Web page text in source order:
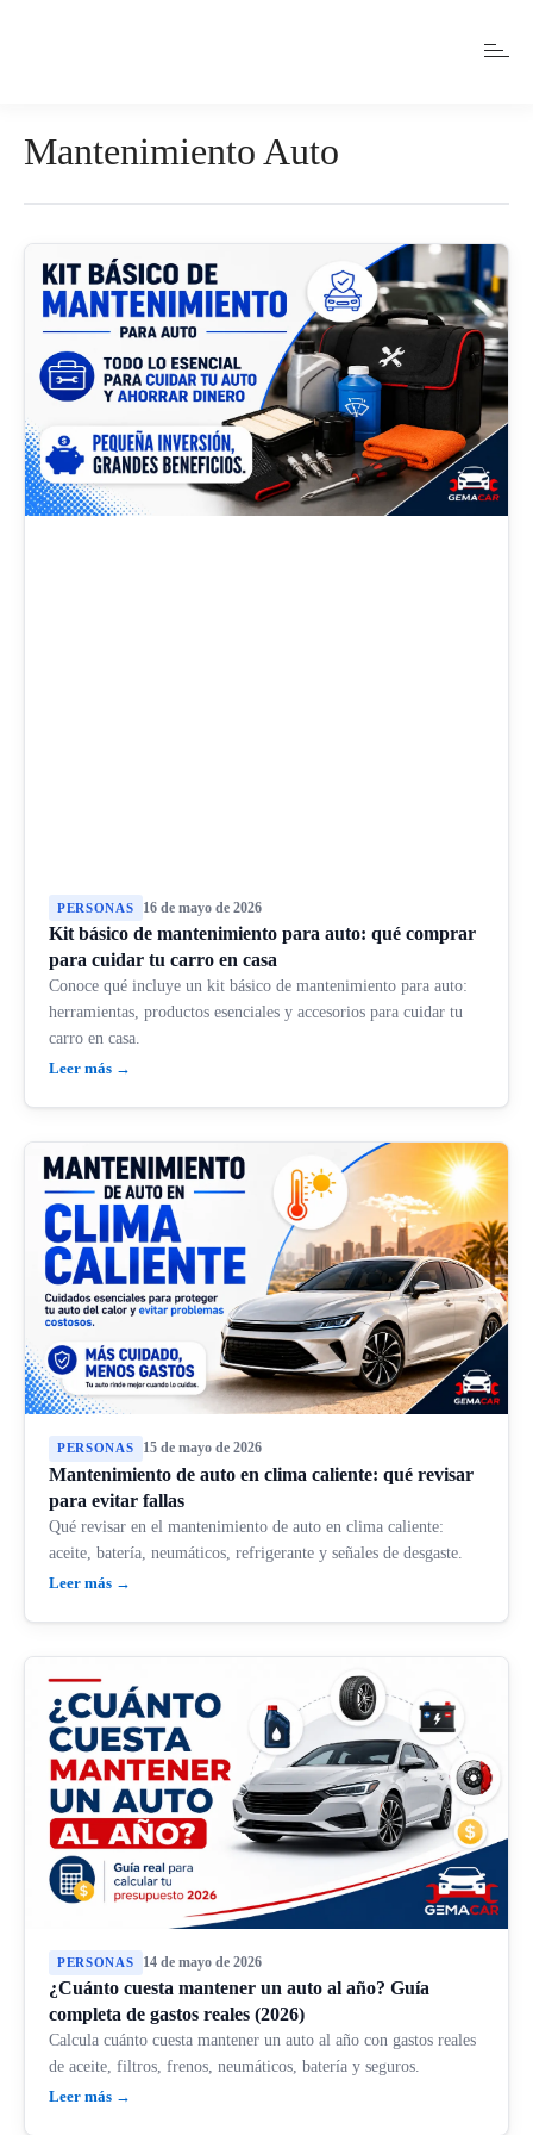
Mantenimiento Auto
PERSONAS 16 de mayo de 2026
Kit básico de mantenimiento para auto: qué comprar
para cuidar tu carro en casa
Conoce qué incluye un kit básico de mantenimiento para auto:
herramientas, productos esenciales y accesorios para cuidar tu
carro en casa.
Leer más →
PERSONAS 15 de mayo de 2026
Mantenimiento de auto en clima caliente: qué revisar
para evitar fallas
Qué revisar en el mantenimiento de auto en clima caliente:
aceite, batería, neumáticos, refrigerante y señales de desgaste.
Leer más →
PERSONAS 14 de mayo de 2026
¿Cuánto cuesta mantener un auto al año? Guía
completa de gastos reales (2026)
Calcula cuánto cuesta mantener un auto al año con gastos reales
de aceite, filtros, frenos, neumáticos, batería y seguros.
Leer más →